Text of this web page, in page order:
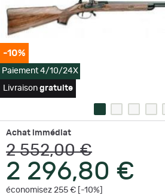
-10%
Paiement 4/10/24X
Livraison gratuite
Achat immédiat
2 552,00 €
2 296,80 €
économisez 255 € [-10%]